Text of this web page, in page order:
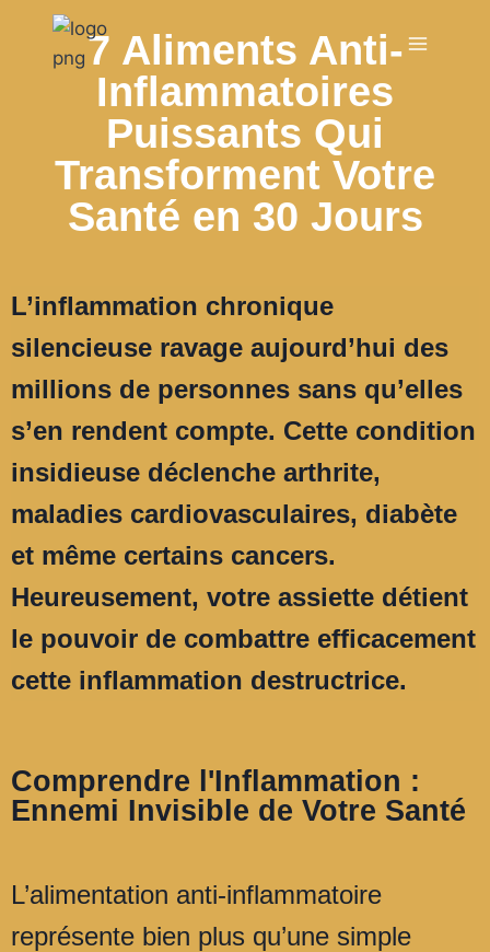
7 Aliments Anti-
Inflammatoires
Puissants Qui
Transforment Votre
Santé en 30 Jours
L’inflammation chronique
silencieuse ravage aujourd’hui des
millions de personnes sans qu’elles
s’en rendent compte. Cette condition
insidieuse déclenche arthrite,
maladies cardiovasculaires, diabète
et même certains cancers.
Heureusement, votre assiette détient
le pouvoir de combattre efficacement
cette inflammation destructrice.
Comprendre l'Inflammation :
Ennemi Invisible de Votre Santé
L’alimentation anti-inflammatoire
représente bien plus qu’une simple